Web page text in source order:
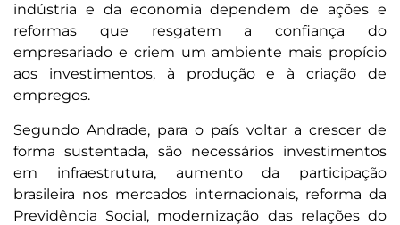
indústria e da economia dependem de ações e
reformas que resgatem a confiança do
empresariado e criem um ambiente mais propício
aos investimentos, à produção e à criação de
empregos.
Segundo Andrade, para o país voltar a crescer de
forma sustentada, são necessários investimentos
em infraestrutura, aumento da participação
brasileira nos mercados internacionais, reforma da
Previdência Social, modernização das relações do